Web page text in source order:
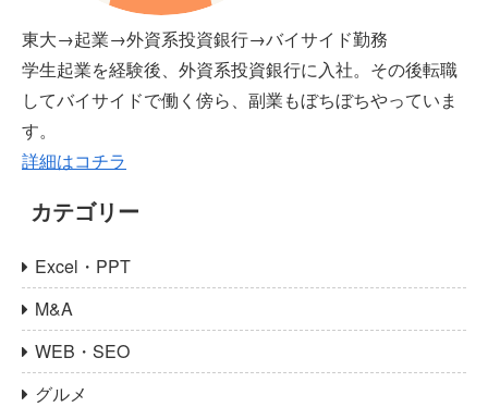
東大→起業→外資系投資銀行→バイサイド勤務
学生起業を経験後、外資系投資銀行に入社。その後転職
してバイサイドで働く傍ら、副業もぼちぼちやっていま
す。
詳細はコチラ
カテゴリー
Excel・PPT
M&A
WEB・SEO
グルメ